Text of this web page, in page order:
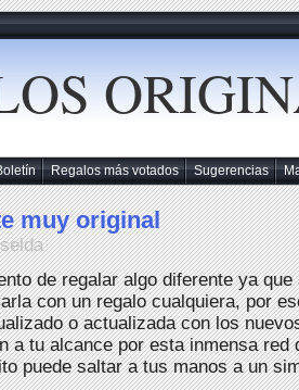
Regalos más votados Sugerencias
muy original
de regalar algo diferente ya
con un regalo cualquiera, por
o actualizada con los
a tu alcance por esta inmensa red
puede saltar a tus manos a un